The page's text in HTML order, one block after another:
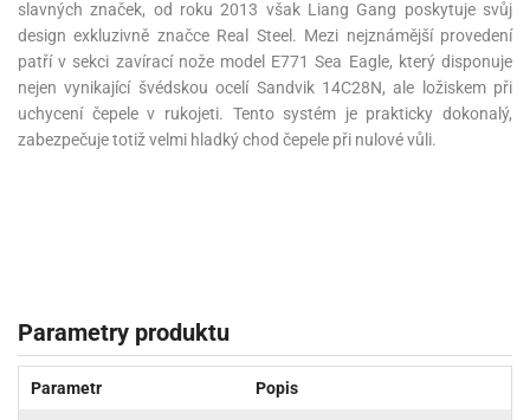
slavných značek, od roku 2013 však Liang Gang poskytuje svůj
design exkluzivně značce Real Steel. Mezi nejznámější provedení
patří v sekci zavírací nože model E771 Sea Eagle, který disponuje
nejen vynikající švédskou ocelí Sandvik 14C28N, ale ložiskem při
uchycení čepele v rukojeti. Tento systém je prakticky dokonalý,
zabezpečuje totiž velmi hladký chod čepele při nulové vůli.
Parametry produktu
Parametr Popis